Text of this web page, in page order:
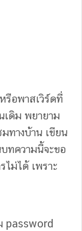
รือพาสเวิร์ดที่
เดิม พยายาม
ทางบ้าน เขียน
บทความนี้จะขอ
ม่ได้ เพราะ
password